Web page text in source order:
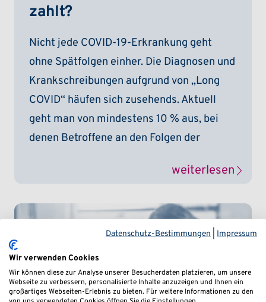
zahlt?
Nicht jede COVID-19-Erkrankung geht
ohne Spätfolgen einher. Die Diagnosen und
Krankschreibungen aufgrund von „Long
COVID“ häufen sich zusehends. Aktuell
geht man von mindestens 10 % aus, bei
denen Betroffene an den Folgen der
weiterlesen
Datenschutz-Bestimmungen Impressum
Wir verwenden Cookies
Wir können diese zur Analyse unserer Besucherdaten platzieren, um unsere
Webseite zu verbessern, personalisierte Inhalte anzuzeigen und Ihnen ein
großartiges Webseiten-Erlebnis zu bieten. Für weitere Informationen zu den